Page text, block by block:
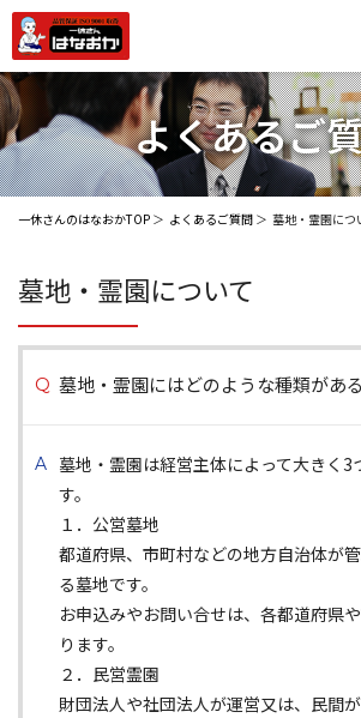
よくあるご
一休さんのはなおかTOP よくあるご質問 墓地・霊園につ
墓地・霊園について
墓地・霊園にはどのような種類があ
墓地・霊園は経営主体によって大きく3
す。
１．公営墓地
都道府県、市町村などの地方自治体が
る墓地です。
お申込みやお問い合せは、各都道府県
ります。
２．民営霊園
財団法人や社団法人が運営又は、民間